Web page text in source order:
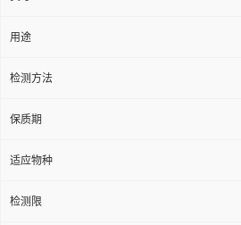
用途
检测方法
保质期
适应物种
检测限